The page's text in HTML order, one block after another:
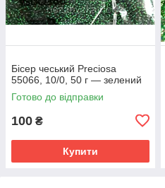
Бісер чеський Preciosa
55066, 10/0, 50 г — зелений
Готово до відправки
100 ₴
Купити